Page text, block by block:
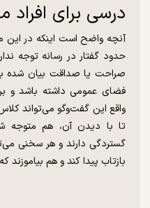
درسی برای افراد
آنچه واضح است اینکه در این
حدود گفتار در رسانه توجه
صراحت یا صداقت بیان شده
فضای عمومی داشته باشد و
واقع این گفت‌وگو می‌تواند
تا با دیدن آن، هم متوجه
گستردگی دارند و هر سخنی
بازتاب پیدا کند و هم بیاموزند